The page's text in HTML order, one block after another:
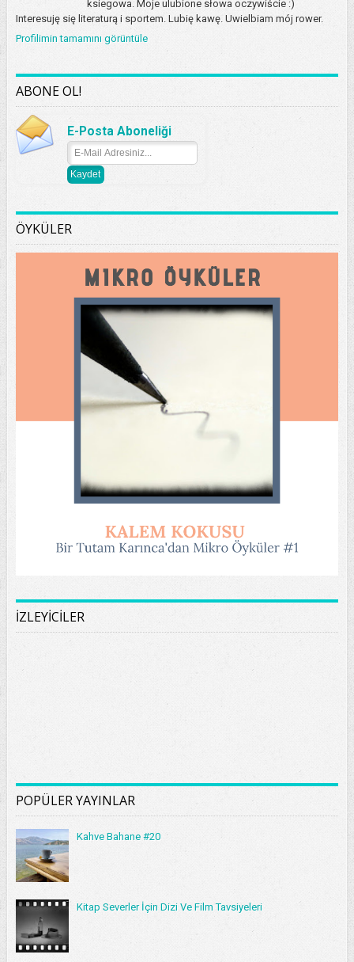
ksiegowa. Moje ulubione słowa oczywiście :)
Interesuję się literaturą i sportem. Lubię kawę. Uwielbiam mój rower.
Profilimin tamamını görüntüle
ABONE OL!
E-Posta Aboneliği
ÖYKÜLER
İZLEYİCİLER
POPÜLER YAYINLAR
Kahve Bahane #20
Kitap Severler İçin Dizi Ve Film Tavsiyeleri